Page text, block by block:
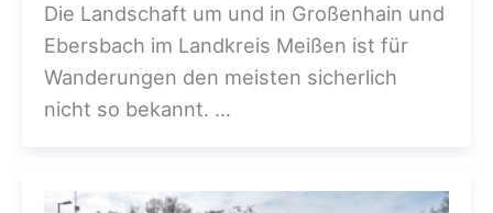
Die Landschaft um und in Großenhain und
Ebersbach im Landkreis Meißen ist für
Wanderungen den meisten sicherlich
nicht so bekannt. …